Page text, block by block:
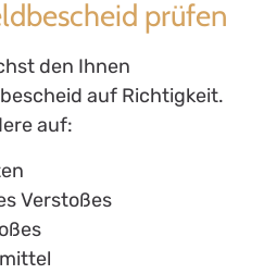
prüfen
den Ihnen
auf Richtigkeit.
auf:
Verstoßes